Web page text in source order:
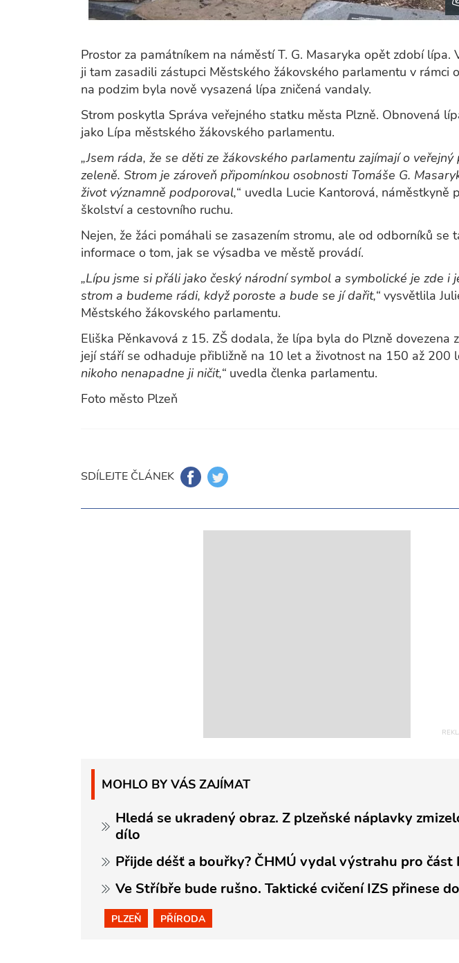
Prostor za památníkem na náměstí T. G. Masaryka opět zdobí
ji tam zasadili zástupci Městského žákovského parlamentu v rámci
na podzim byla nově vysazená lípa zničená vandaly.
Strom poskytla Správa veřejného statku města Plzně. Obnovená
jako Lípa městského žákovského parlamentu.
„Jsem ráda, že se děti ze žákovského parlamentu zajímají o
zeleně. Strom je zároveň připomínkou osobnosti Tomáše G.
život významně podporoval,“ uvedla Lucie Kantorová, náměstkyně
školství a cestovního ruchu.
Nejen, že žáci pomáhali se zasazením stromu, ale od odborníků se
informace o tom, jak se výsadba ve městě provádí.
„Lípu jsme si přáli jako český národní symbol a symbolické je zde i
strom a budeme rádi, když poroste a bude se jí dařit,“ vysvětlila
Městského žákovského parlamentu.
Eliška Pěnkavová z 15. ZŠ dodala, že lípa byla do Plzně dovezena
její stáří se odhaduje přibližně na 10 let a životnost na 150 až 200
nikoho nenapadne ji ničit,“ uvedla členka parlamentu.
Foto město Plzeň
SDÍLEJTE ČLÁNEK
MOHLO BY VÁS ZAJÍMAT
Hledá se ukradený obraz. Z plzeňské náplavky
dílo
Přijde déšť a bouřky? ČHMÚ vydal výstrahu pro část
Ve Stříbře bude rušno. Taktické cvičení IZS přinese
PLZEŇ PŘÍRODA